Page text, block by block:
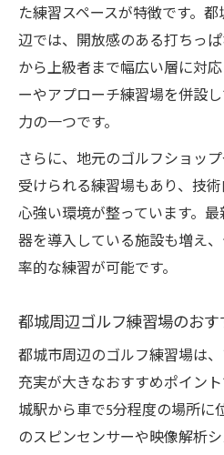
上級者も納得の本格
ゴルフ練習場で家族
アプローチ・バンカ
打ち放題や最新設備を活
打ち放題でゴルフ練
最新設備を活かした
ゴルフ練習場でスイ
打ちっ放し環境が上
ゴルフ練習場のレン
アクセス重視で選ぶ都城
仕事帰りに通いやす
都城エリアで便利な
駐車場や営業時間も
た練習スペースが特徴です。
辺では、開放感のある打ちっ
から上級者まで幅広い層に対
ーやアプローチ練習場を併設
力の一つです。
さらに、地元のゴルフショッ
受けられる練習場もあり、技
心強い環境が整っています。
器を導入している施設も増え
率的な練習が可能です。
都城周辺ゴルフ練習場のお
都城市周辺のゴルフ練習場は
充実が大きなおすすめポイン
城駅から車で5分程度の場所に
のスピンセンサーや映像解析